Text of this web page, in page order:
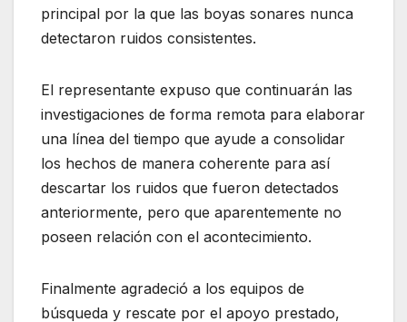
principal por la que las boyas sonares nunca
detectaron ruidos consistentes.
El representante expuso que continuarán las
investigaciones de forma remota para elaborar
una línea del tiempo que ayude a consolidar
los hechos de manera coherente para así
descartar los ruidos que fueron detectados
anteriormente, pero que aparentemente no
poseen relación con el acontecimiento.
Finalmente agradeció a los equipos de
búsqueda y rescate por el apoyo prestado,